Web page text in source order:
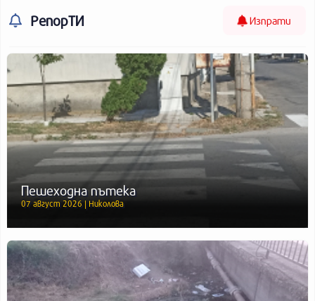
РепорТИ Изпрати
Пешеходна пътека
07 август 2026 | Николова